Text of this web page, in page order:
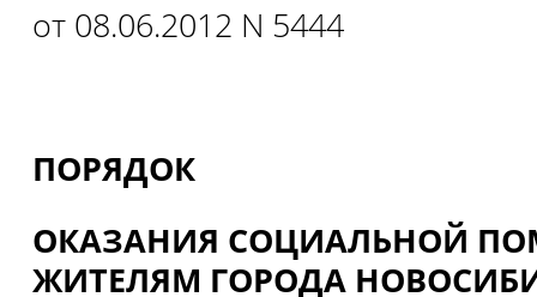
от 08.06.2012 N 5444
ПОРЯДОК
ОКАЗАНИЯ СОЦИАЛЬНОЙ
ЖИТЕЛЯМ ГОРОДА